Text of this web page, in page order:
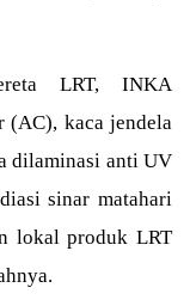
LRT, INKA
(AC), kaca jendela
dilaminasi anti UV
sinar matahari
lokal produk LRT